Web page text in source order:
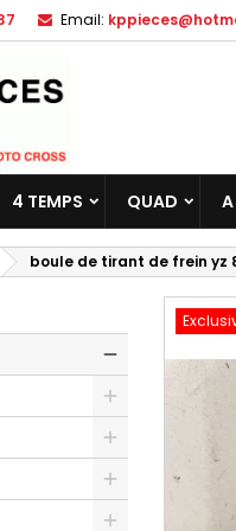
Email:
4 TEMPS QUAD
boule de tirant de frein yz